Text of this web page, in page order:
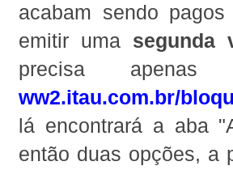
acabam sendo
emitir uma segunda
precisa
ww2.itau.com.br/
lá encontrará a aba
então duas opções, a